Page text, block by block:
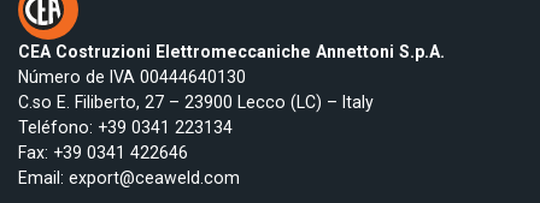
CEA Costruzioni Elettromeccaniche Annettoni S.p.A.
Número de IVA 00444640130
C.so E. Filiberto, 27 – 23900 Lecco (LC) – Italy
Teléfono: +39 0341 223134
Fax: +39 0341 422646
Email: export@ceaweld.com